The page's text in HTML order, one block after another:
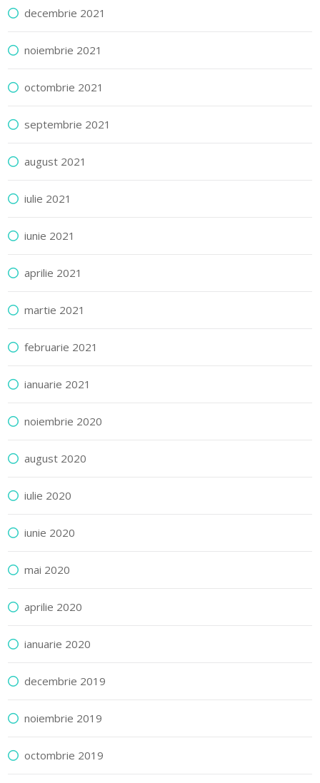
decembrie 2021
noiembrie 2021
octombrie 2021
septembrie 2021
august 2021
iulie 2021
iunie 2021
aprilie 2021
martie 2021
februarie 2021
ianuarie 2021
noiembrie 2020
august 2020
iulie 2020
iunie 2020
mai 2020
aprilie 2020
ianuarie 2020
decembrie 2019
noiembrie 2019
octombrie 2019